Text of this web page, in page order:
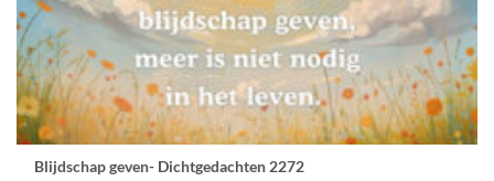
Blijdschap geven- Dichtgedachten 2272